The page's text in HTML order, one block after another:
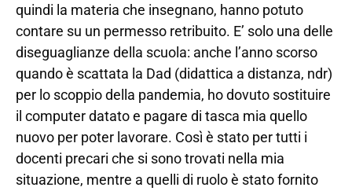
quindi la materia che insegnano, hanno potuto
contare su un permesso retribuito. E’ solo una delle
diseguaglianze della scuola: anche l’anno scorso
quando è scattata la Dad (didattica a distanza, ndr)
per lo scoppio della pandemia, ho dovuto sostituire
il computer datato e pagare di tasca mia quello
nuovo per poter lavorare. Così è stato per tutti i
docenti precari che si sono trovati nella mia
situazione, mentre a quelli di ruolo è stato fornito